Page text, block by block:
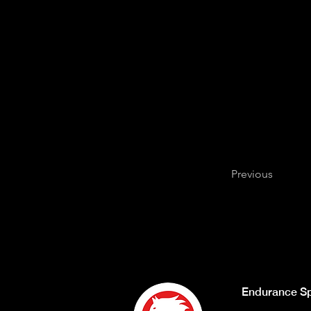
Previous
Endurance